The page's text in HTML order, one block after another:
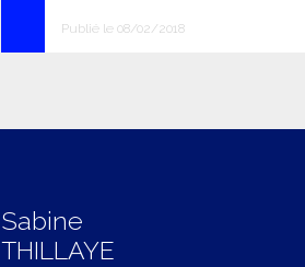
Publié le 08/02/2018
Sabine
THILLAYE